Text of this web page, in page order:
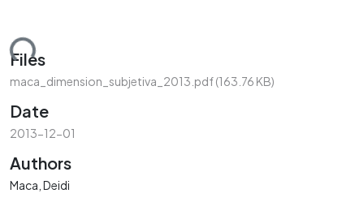
Files
maca_dimension_subjetiva_2013.pdf(163.76 KB)
Date
2013-12-01
Authors
Maca, Deidi